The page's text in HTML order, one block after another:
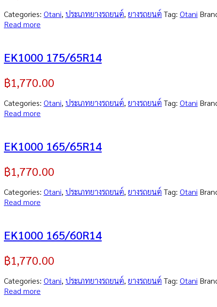
Categories: Otani, ประเภทยางรถยนต์, ยางรถยนต์ Tag: Otani
Read more
EK1000 175/65R14
฿1,770.00
Categories: Otani, ประเภทยางรถยนต์, ยางรถยนต์ Tag: Otani
Read more
EK1000 165/65R14
฿1,770.00
Categories: Otani, ประเภทยางรถยนต์, ยางรถยนต์ Tag: Otani
Read more
EK1000 165/60R14
฿1,770.00
Categories: Otani, ประเภทยางรถยนต์, ยางรถยนต์ Tag: Otani
Read more